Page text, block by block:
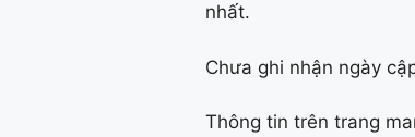
nhất.
Chưa ghi nhận ngày
Thông tin trên trang